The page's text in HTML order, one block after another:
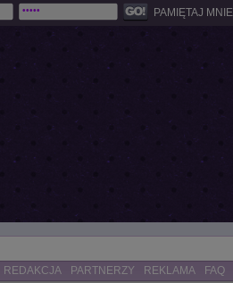
PAMIĘTAJ
REDAKCJA PARTNERZY REKLAMA FAQ